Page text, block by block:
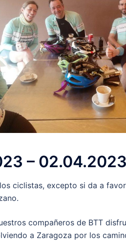
– 02.04.2023
ciclistas, excepto si da a
compañeros de BTT
a Zaragoza por los